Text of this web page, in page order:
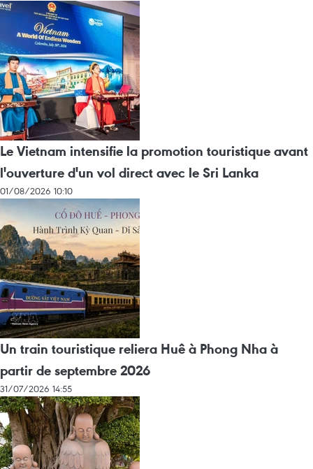
Le Vietnam intensifie la promotion touristique avant
l'ouverture d'un vol direct avec le Sri Lanka
01/08/2026 10:10
Un train touristique reliera Huê à Phong Nha à
partir de septembre 2026
31/07/2026 14:55